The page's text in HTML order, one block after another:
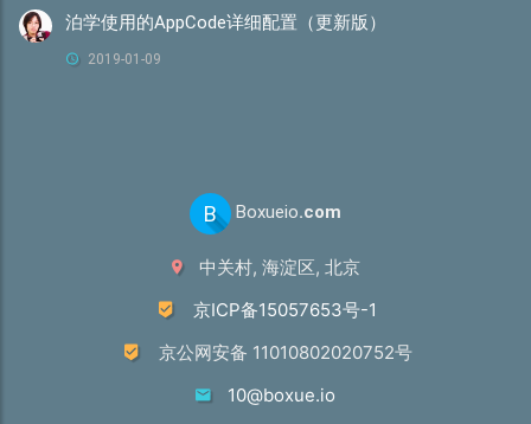
泊学使用的AppCode详细配置（更新版）
2019-01-09
B Boxueio.com
中关村, 海淀区, 北京
京ICP备15057653号-1
京公网安备 11010802020752号
10@boxue.io